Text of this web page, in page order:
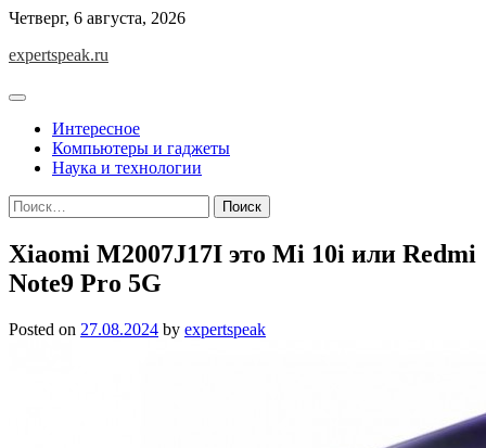
Skip
content
Четверг, 6 августа, 2026
expertspeak.ru
Интересное
Компьютеры и гаджеты
Наука и технологии
Найти:
Xiaomi M2007J17I это Mi 10i или Redmi
Note9 Pro 5G
Posted on 27.08.2024 by expertspeak